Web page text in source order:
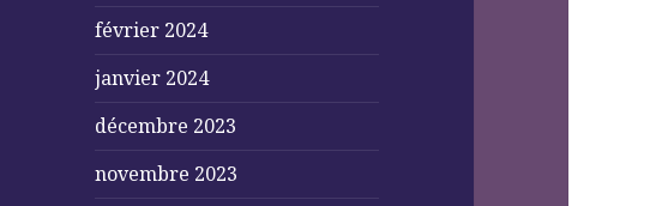
février 2024
janvier 2024
décembre 2023
novembre 2023